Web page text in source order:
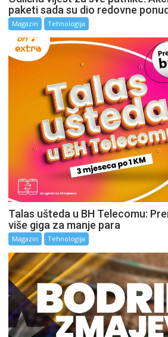
paketi sada su dio redovne
Magazin Tehnologija
Talas ušteda u BH Telecomu:
više giga za manje para
Magazin Tehnologija